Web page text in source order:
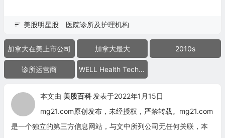
美股明星股 医院诊所及护理机构
加拿大在美上市公司 加拿大最大 2010s
诊所运营商 WELL Health Technologies Corp.
本文由 美股百科 发表于2022年1月15日
mg21.com原创发布，未经授权，严禁转载。mg21.com
是一个独立的第三方信息网站，与文中所列公司无任何关联，本